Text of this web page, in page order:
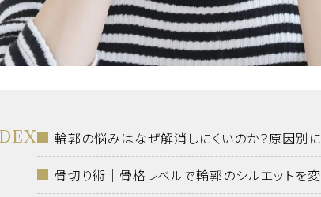
輪郭の悩みはなぜ解消しにくいのか？原因別
骨切り術｜骨格レベルで輪郭のシルエットを